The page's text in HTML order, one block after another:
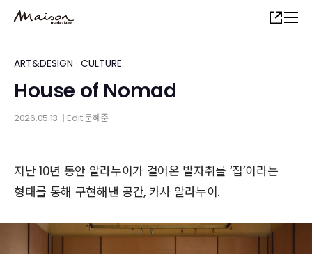
content
Share
ART&DESIGN · CULTURE
House of Nomad
2026.05.13 Edit문혜준
지난 10년 동안 알라누이가 걸어온 발자취를 ‘집’이라는
형태를 통해 구현해낸 공간, 카사 알라누이.